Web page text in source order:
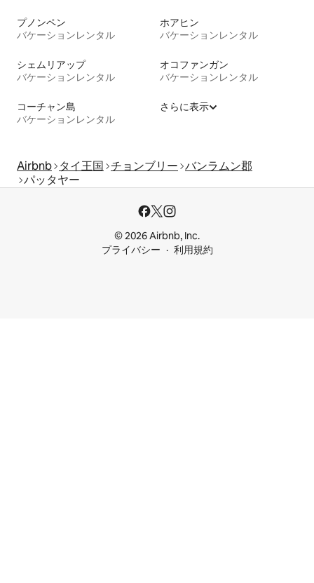
プノンペン
バケーションレンタル
ホアヒン
バケーションレンタル
シェムリアップ
バケーションレンタル
オコファンガン
バケーションレンタル
コーチャン島
バケーションレンタル
さらに表示
Airbnb タイ王国 チョンブリー バンラムン郡
パッタヤー
© 2026 Airbnb, Inc.
プライバシー
利用規約